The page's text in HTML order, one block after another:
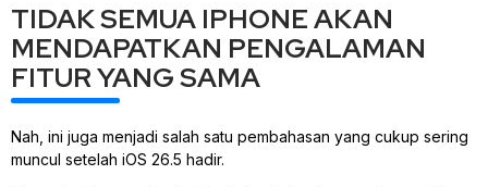
TIDAK SEMUA IPHONE AKAN
MENDAPATKAN PENGALAMAN
FITUR YANG SAMA
Nah, ini juga menjadi salah satu pembahasan yang cukup sering
muncul setelah iOS 26.5 hadir.